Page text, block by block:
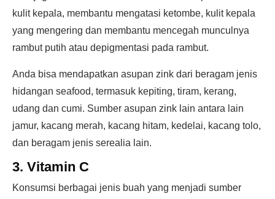
kulit kepala, membantu mengatasi ketombe, kulit kepala
yang mengering dan membantu mencegah munculnya
rambut putih atau depigmentasi pada rambut.
Anda bisa mendapatkan asupan zink dari beragam jenis
hidangan seafood, termasuk kepiting, tiram, kerang,
udang dan cumi. Sumber asupan zink lain antara lain
jamur, kacang merah, kacang hitam, kedelai, kacang tolo,
dan beragam jenis serealia lain.
3. Vitamin C
Konsumsi berbagai jenis buah yang menjadi sumber